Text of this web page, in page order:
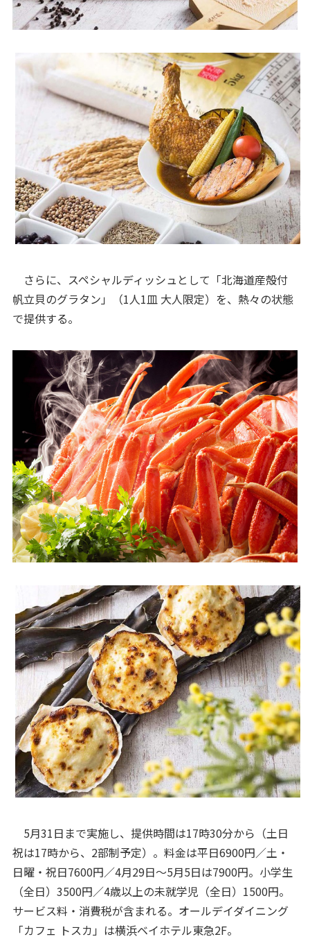
さらに、スペシャルディッシュとして「北海道産殻付
帆立貝のグラタン」（1人1皿 大人限定）を、熱々の状態
で提供する。
5月31日まで実施し、提供時間は17時30分から（土日
祝は17時から、2部制予定）。料金は平日6900円／土・
日曜・祝日7600円／4月29日～5月5日は7900円。小学生
（全日）3500円／4歳以上の未就学児（全日）1500円。
サービス料・消費税が含まれる。オールデイダイニング
「カフェ トスカ」は横浜ベイホテル東急2F。